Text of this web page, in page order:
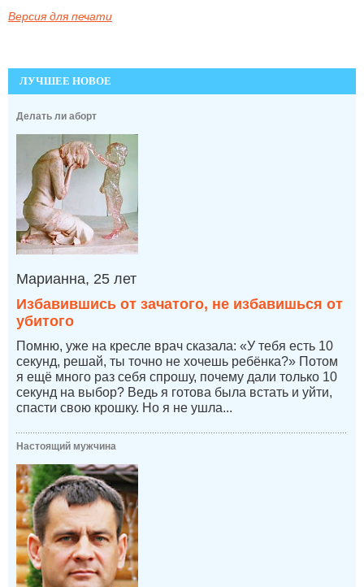
Версия для печати
ЛУЧШЕЕ НОВОЕ
Делать ли аборт
Марианна, 25 лет
Избавившись от зачатого, не избавишься от
убитого
Помню, уже на кресле врач сказала: «У тебя есть 10
секунд, решай, ты точно не хочешь ребёнка?» Потом
я ещё много раз себя спрошу, почему дали только 10
секунд на выбор? Ведь я готова была встать и уйти,
спасти свою крошку. Но я не ушла...
Настоящий мужчина